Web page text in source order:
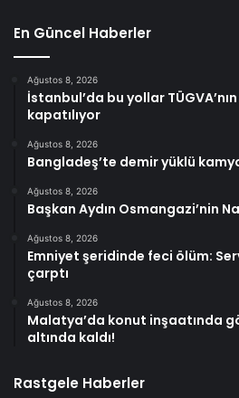
En Güncel Haberler
Ağustos 8, 2026
İstanbul’da bu yollar
kapatılıyor
Ağustos 8, 2026
Bangladeş’te demir yüklü
Ağustos 8, 2026
Başkan Aydın Osmangazi’nin
Ağustos 8, 2026
Emniyet şeridinde feci ölüm:
çarptı
Ağustos 8, 2026
Malatya’da konut inşaatında
altında kaldı!
Rastgele Haberler